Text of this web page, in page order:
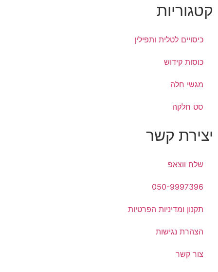
קטגוריות
כיסויים לטלית ותפילין
כוסות קידוש
מגשי חלה
סט חלקה
יצירת קשר
שלח ווצאפ
050-9997396
תקנון ומדיניות הפרטיות
הצהרת נגישות
צור קשר